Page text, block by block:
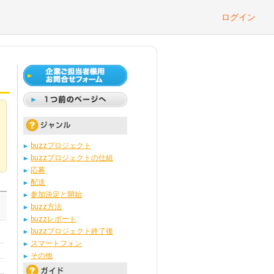
ログイン
buzzプロジェクト
buzzプロジェクトの仕組
応募
配送
参加決定と開始
buzz方法
buzzレポート
buzzプロジェクト終了後
スマートフォン
その他